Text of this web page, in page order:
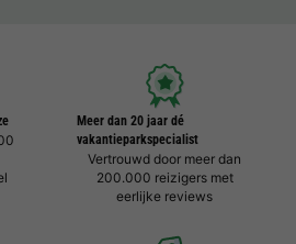
Meer dan 20 jaar dé
vakantieparkspecialist
Vertrouwd door meer dan
200.000 reizigers met
eerlijke reviews